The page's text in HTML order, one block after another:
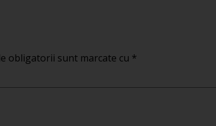
obligatorii sunt marcate cu *